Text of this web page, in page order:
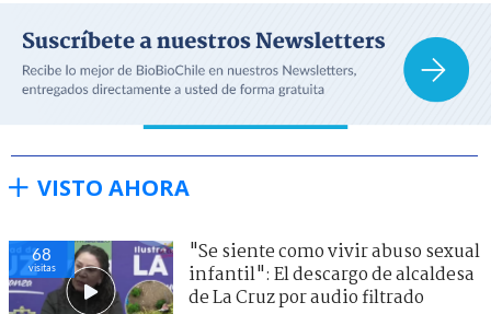
VISTO AHORA
68
visitas
"Se siente como vivir abuso sexual
infantil": El descargo de alcaldesa
de La Cruz por audio filtrado